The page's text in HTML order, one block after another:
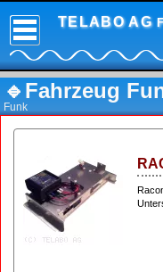
🔹Fahrzeug
Funk
TELABO AG